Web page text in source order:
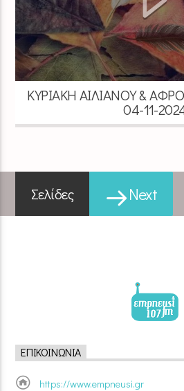
ΚΥΡΙΑΚΉ ΑΙΛΙΑΝΟΎ &
04-11-
Σελίδες Next
ΕΠΙΚΟΙΝΩΝΊΑ
https://www.empneusi.gr